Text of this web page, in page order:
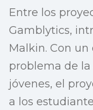
Entre los
Gamblytics,
Malkin. Con
problema de
jóvenes, el
a los